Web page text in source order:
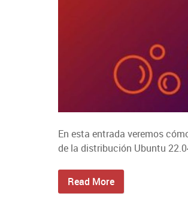
En esta entrada veremos
de la distribución Ubuntu
Read More